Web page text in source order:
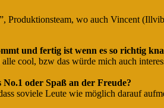
Produktionsteam, wo auch Vincent
und fertig ist wenn es so richtig
cool, bzw das würde mich auch
oder Spaß an der Freude?
soviele Leute wie möglich darauf